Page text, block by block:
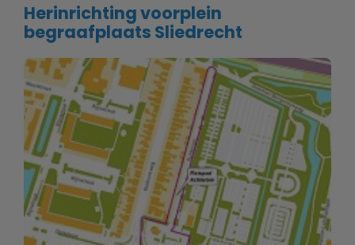
Herinrichting voorplein
begraafplaats Sliedrecht